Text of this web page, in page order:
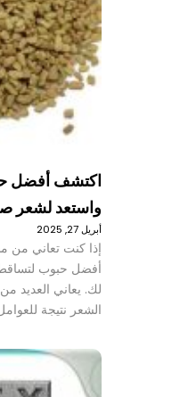
اكتشف أفضل
واستعد لشعر
أبريل 27, 2025
إذا كنت تعاني من
أفضل حبوب
لك. يعاني
الشعر نتيجة